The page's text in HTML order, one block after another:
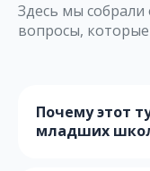
Здесь мы
вопросы,
Почему этот
младших